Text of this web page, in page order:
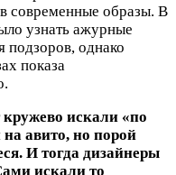
современные образы. В
узнать ажурные
подзоров, однако
показа
кружево искали «по
авито, но порой
И тогда дизайнеры
искали то